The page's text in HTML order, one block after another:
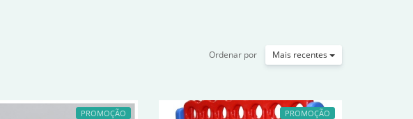
Ordenar por Mais recentes
PROMOÇÃO PROMOÇÃO